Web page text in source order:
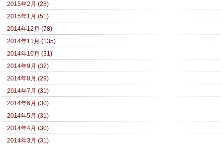
2015年2月 (28)
2015年1月 (51)
2014年12月 (78)
2014年11月 (135)
2014年10月 (31)
2014年9月 (32)
2014年8月 (29)
2014年7月 (31)
2014年6月 (30)
2014年5月 (31)
2014年4月 (30)
2014年3月 (31)